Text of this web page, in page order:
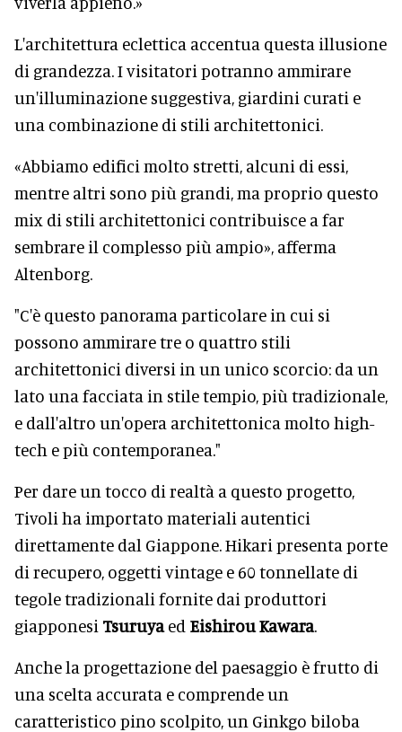
L'architettura eclettica accentua questa illusione
di grandezza. I visitatori potranno ammirare
un'illuminazione suggestiva, giardini curati e
una combinazione di stili architettonici.
«Abbiamo edifici molto stretti, alcuni di essi,
mentre altri sono più grandi, ma proprio questo
mix di stili architettonici contribuisce a far
sembrare il complesso più ampio», afferma
Altenborg.
"C'è questo panorama particolare in cui si
possono ammirare tre o quattro stili
architettonici diversi in un unico scorcio: da un
lato una facciata in stile tempio, più tradizionale,
e dall'altro un'opera architettonica molto high-
tech e più contemporanea."
Per dare un tocco di realtà a questo progetto,
Tivoli ha importato materiali autentici
direttamente dal Giappone. Hikari presenta porte
di recupero, oggetti vintage e 60 tonnellate di
tegole tradizionali fornite dai produttori
giapponesi Tsuruyaed Eishirou Kawara.
Anche la progettazione del paesaggio è frutto di
una scelta accurata e comprende un
caratteristico pino scolpito, un Ginkgo biloba